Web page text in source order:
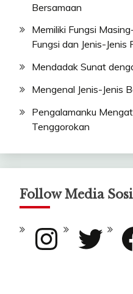
Bersamaan
Memiliki Fungsi
Fungsi dan Jenis-Jenis
Mendadak Sunat
Mengenal Jenis-Jenis
Pengalamanku
Tenggorokan
Follow Media
Instagram Twitter